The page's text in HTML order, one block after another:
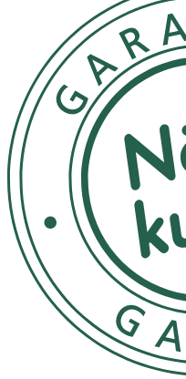
- Play massage 2-in-1
och oralt sex.
- Undvik kontakt med
irritation uppstår ska du
- Förvaras utom räckhåll
farlig att äta, men den är
- Glidmedlet är inget
spermiedödande medel.
spermierna rör sig
- Förvaras svalt och torrt
Inneh
Aqua, Propylene Glycol,
acid, Aloe Barbadensis
Sodium hydroxide.